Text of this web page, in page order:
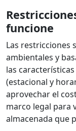
funcione
Las restricciones
ambientales y
las
(estacional y
aprovechar el
marco legal para
almacenada que